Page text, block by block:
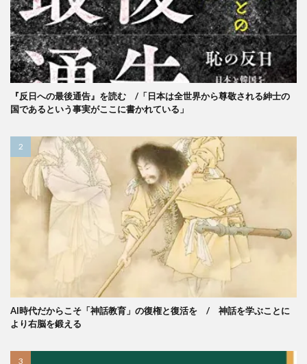
『反日への最後通告』を読む /「日本は全世界から尊敬される紳士の
国であるという事実がここに書かれている」
AI時代だからこそ「神話教育」の復権と復活を / 神話を学ぶことに
より右脳を鍛える